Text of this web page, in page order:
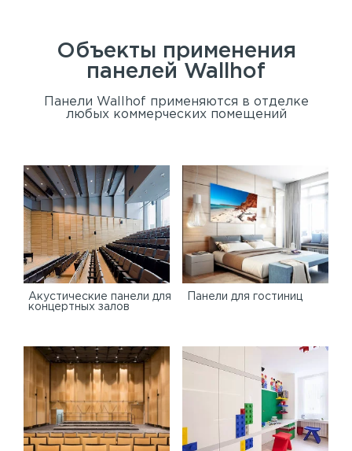
Объекты применения
панелей Wallhof
Панели Wallhof применяются в отделке
любых коммерческих помещений
Акустические панели для
концертных залов
Панели для гостиниц